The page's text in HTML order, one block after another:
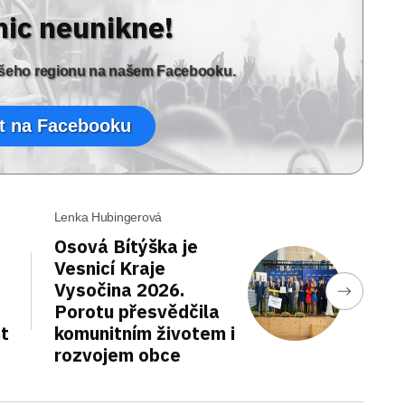
neunikne!
regionu na našem Facebooku.
na Facebooku
Lenka Hubingerová
Osová Bítýška je
Vesnicí Kraje
Vysočina 2026.
Porotu přesvědčila
komunitním životem i
rozvojem obce